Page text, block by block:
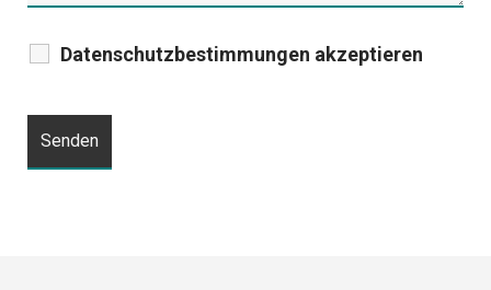
Datenschutzbestimmungen akzeptieren